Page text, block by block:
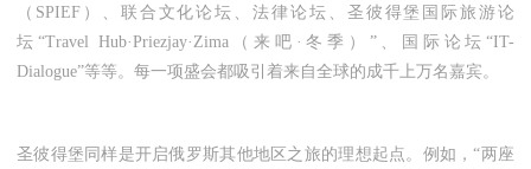
（ SPIEF）、联合文化论坛、法律论坛、圣彼得堡国际旅游论
坛“Travel Hub·Priezjay· Zima （来吧·冬季）”、国际论坛“IT-
Dialogue”等等。每一项盛会都吸引着来自全球的成千上万名嘉宾。
圣彼得堡同样是开启俄罗斯其他地区之旅的理想起点。例如，“两座